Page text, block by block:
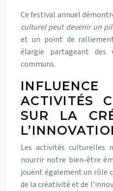
Ce festival annuel
culturel peut devenir un
et un point de
élargie partageant
communs.
ACTIVITÉS
SUR LA
Les activités culturelles
nourrir notre bien-être
jouent également un rôle
de la créativité et de